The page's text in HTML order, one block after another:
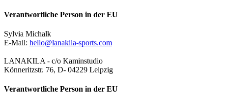
Verantwortliche Person in der EU
Sylvia Michalk
E-Mail: hello@lanakila-sports.com
LANAKILA - c/o Kaminstudio
Könneritzstr. 76, D- 04229 Leipzig
Verantwortliche Person in der EU